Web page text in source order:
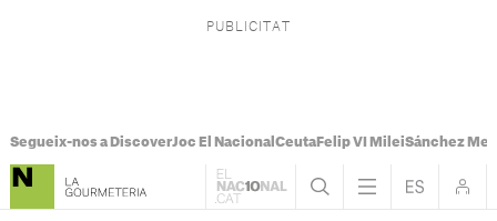
Segueix-nos a DiscoverJoc El Nacional CeutaFelip VI MileiSánchez